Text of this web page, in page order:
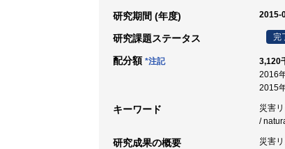
研究期間 (年度) 2015-
研究課題ステータス 完
配分額 *注記
3,120
2016
2015
キーワード
災害
/
研究成果の概要
災害